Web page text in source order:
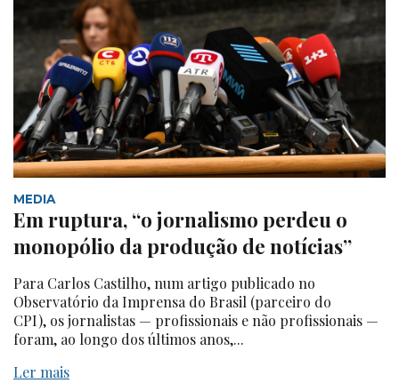
MEDIA
Em ruptura, “o jornalismo perdeu o
monopólio da produção de notícias”
Para Carlos Castilho, num artigo publicado no
Observatório da Imprensa do Brasil (parceiro do
CPI), os jornalistas — profissionais e não profissionais —
foram, ao longo dos últimos anos,...
Ler mais